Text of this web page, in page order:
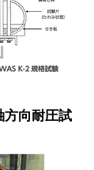
向耐圧試